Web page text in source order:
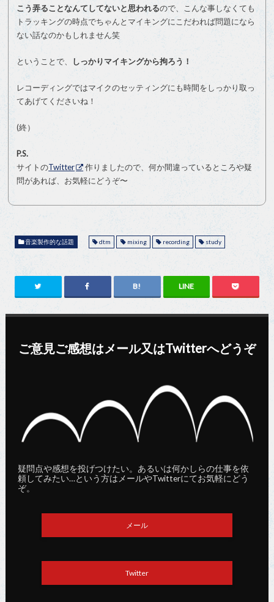
こう弄ることなんてしてないと思われるので、こんな事しなくても
トラッキングの時点でちゃんとマイキングにこだわれば問題になら
ない話なのかもしれません笑
ということで、 しっかりマイキングから拘ろう！
レコーディングではマイクのセッティングにも時間をしっかり取っ
てあげてくださいね！
(終）
P.S.
サイトのTwitter
作りましたので、何か間違っているところや疑
問があれば、お気軽にどうぞ〜
音楽製作的な話題 dtm mixing recording study
ご意見ご感想はメール又はTwitterへどうぞ
疑問点や感想を投げつけたい。あるいは何かしらの仕事を依
頼してみたい…という方はメールやTwitterにてお気軽にどう
ぞ。
メール
Twitter